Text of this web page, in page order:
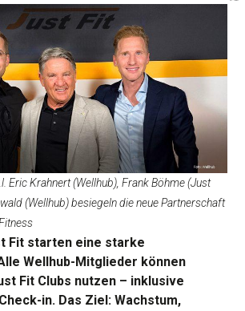
Eric Krahnert (Wellhub), Frank Böhme (Just
(Wellhub) besiegeln die neue Partnerschaft
Fit starten eine starke
Wellhub-Mitglieder können
Fit Clubs nutzen – inklusive
in. Das Ziel: Wachstum,